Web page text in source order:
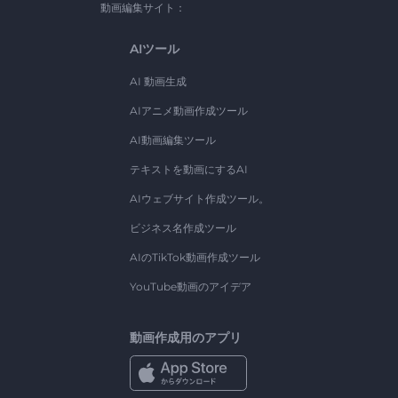
動画編集サイト：
AIツール
AI 動画生成
AIアニメ動画作成ツール
AI動画編集ツール
テキストを動画にするAI
AIウェブサイト作成ツール。
ビジネス名作成ツール
AIのTikTok動画作成ツール
YouTube動画のアイデア
動画作成用のアプリ